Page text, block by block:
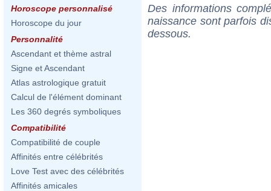
Horoscope personnalisé
Horoscope du jour
Personnalité
Ascendant et thème astral
Signe et Ascendant
Atlas astrologique gratuit
Calcul de l'élément dominant
Les 360 degrés symboliques
Compatibilité
Compatibilité de couple
Affinités entre célébrités
Love Test avec des célébrités
Affinités amicales
Des informations
naissance sont parfois
dessous.